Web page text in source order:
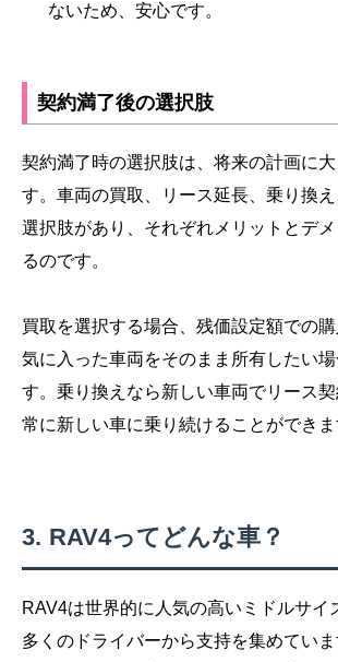
ないため、安心です。
契約満了後の選択肢
契約満了時の選択肢は、将来の計画に大
す。車両の買取、リース延長、乗り換
選択肢があり、それぞれメリットとデ
るのです。
買取を選択する場合、残価設定額での購
気に入った車両をそのまま所有したい
す。乗り換えなら新しい車両でリース契
常に新しい車に乗り続けることができま
RAV4ってどんな車？
RAV4は世界的に人気の高いミドルサイ
多くのドライバーから支持を集めてい